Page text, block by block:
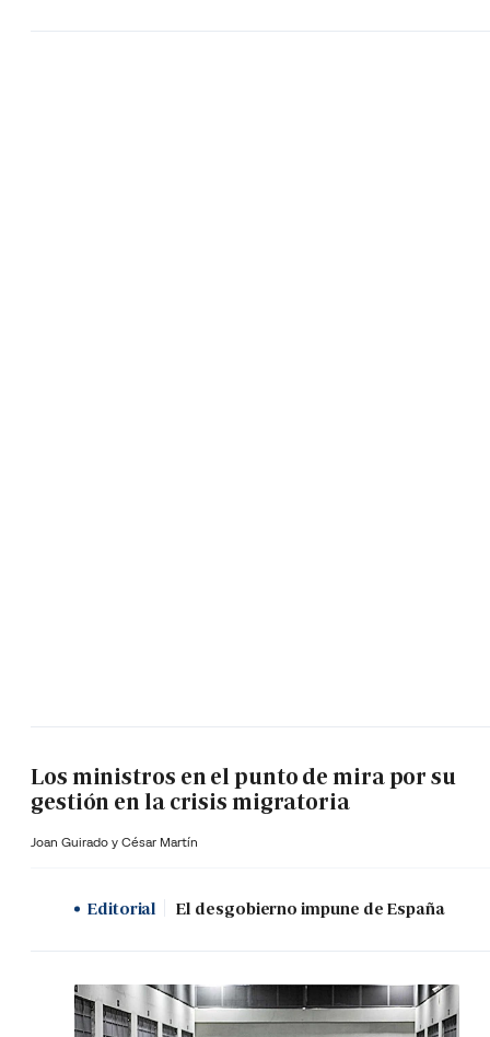
Los ministros en el punto de mira por su
gestión en la crisis migratoria
Joan Guirado y César Martín
Editorial El desgobierno impune de España